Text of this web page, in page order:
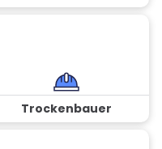
Trockenbauer